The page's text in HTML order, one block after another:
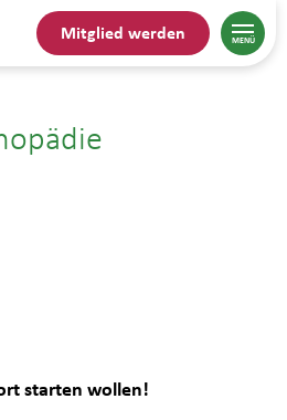
Mitglied werden
starten wollen!